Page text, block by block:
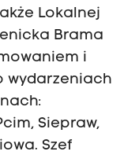
Lokalnej
Brama
i
wydarzeniach
Siepraw,
Szef